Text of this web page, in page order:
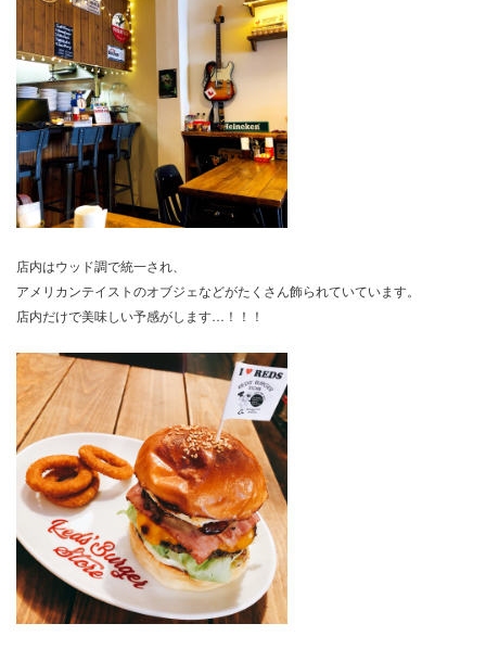
店内はウッド調で統一され、
アメリカンテイストのオブジェなどがたくさん飾られていています。
店内だけで美味しい予感がします…！！！